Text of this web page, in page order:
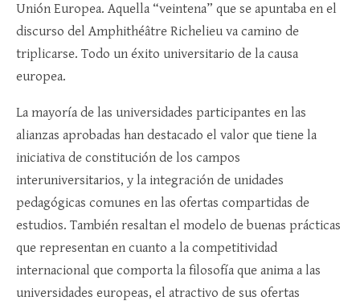
Unión Europea. Aquella “veintena” que se apuntaba en el
discurso del Amphithéâtre Richelieu va camino de
triplicarse. Todo un éxito universitario de la causa
europea.
La mayoría de las universidades participantes en las
alianzas aprobadas han destacado el valor que tiene la
iniciativa de constitución de los campos
interuniversitarios, y la integración de unidades
pedagógicas comunes en las ofertas compartidas de
estudios. También resaltan el modelo de buenas prácticas
que representan en cuanto a la competitividad
internacional que comporta la filosofía que anima a las
universidades europeas, el atractivo de sus ofertas